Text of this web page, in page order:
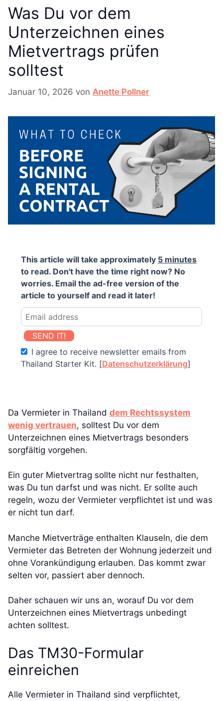
Was Du vor dem
Unterzeichnen eines
Mietvertrags prüfen
solltest
Januar 10, 2026 von Anette Pollner
This article will take approximately 5 minutes
to read. Don't have the time right now? No
worries. Email the ad-free version of the
article to yourself and read it later!
SEND IT!
I agree to receive newsletter emails from
Thailand Starter Kit. [Datenschutzerklärung]
Da Vermieter in Thailand dem Rechtssystem
wenig vertrauen, solltest Du vor dem
Unterzeichnen eines Mietvertrags besonders
sorgfältig vorgehen.
Ein guter Mietvertrag sollte nicht nur festhalten,
was Du tun darfst und was nicht. Er sollte auch
regeln, wozu der Vermieter verpflichtet ist und was
er nicht tun darf.
Manche Mietverträge enthalten Klauseln, die dem
Vermieter das Betreten der Wohnung jederzeit und
ohne Vorankündigung erlauben. Das kommt zwar
selten vor, passiert aber dennoch.
Daher schauen wir uns an, worauf Du vor dem
Unterzeichnen eines Mietvertrags unbedingt
achten solltest.
Das TM30-Formular
einreichen
Alle Vermieter in Thailand sind verpflichtet,